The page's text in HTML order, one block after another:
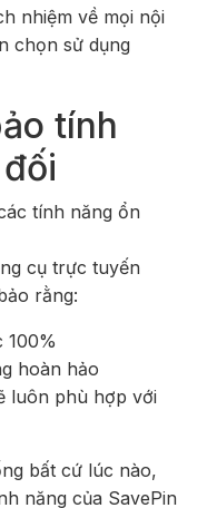
nhiệm về mọi nội
chọn sử dụng
tính
tính năng ổn
cụ trực tuyến
rằng:
100%
hoàn hảo
luôn phù hợp với
bất cứ lúc nào,
năng của SavePin